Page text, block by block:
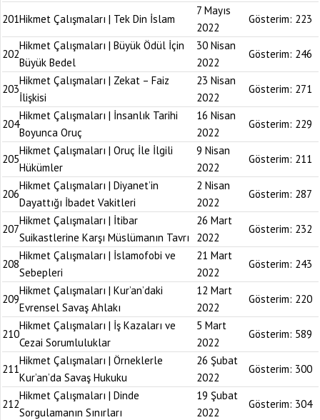
201Hikmet Çalışmaları | Tek Din İslam
7 Mayıs
2022
Gösterim: 223
202
Hikmet Çalışmaları | Büyük Ödül İçin
Büyük Bedel
30 Nisan
2022
Gösterim: 246
203
Hikmet Çalışmaları | Zekat – Faiz
İlişkisi
23 Nisan
2022
Gösterim: 271
204
Hikmet Çalışmaları | İnsanlık Tarihi
Boyunca Oruç
16 Nisan
2022
Gösterim: 229
205
Hikmet Çalışmaları | Oruç İle İlgili
Hükümler
9 Nisan
2022
Gösterim: 211
206
Hikmet Çalışmaları | Diyanet’in
Dayattığı İbadet Vakitleri
2 Nisan
2022
Gösterim: 287
207
Hikmet Çalışmaları | İtibar
Suikastlerine Karşı Müslümanın Tavrı
26 Mart
2022
Gösterim: 232
208
Hikmet Çalışmaları | İslamofobi ve
Sebepleri
21 Mart
2022
Gösterim: 243
209
Hikmet Çalışmaları | Kur’an’daki
Evrensel Savaş Ahlakı
12 Mart
2022
Gösterim: 220
210
Hikmet Çalışmaları | İş Kazaları ve
Cezai Sorumluluklar
5 Mart
2022
Gösterim: 589
211
Hikmet Çalışmaları | Örneklerle
Kur’an’da Savaş Hukuku
26 Şubat
2022
Gösterim: 300
212
Hikmet Çalışmaları | Dinde
Sorgulamanın Sınırları
19 Şubat
2022
Gösterim: 304